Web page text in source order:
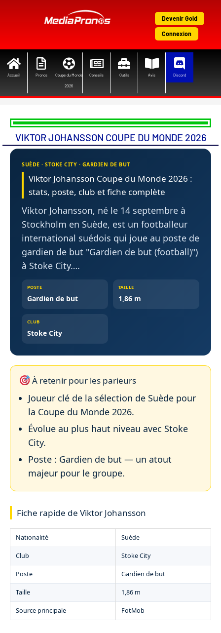
Devenir Gold
Connexion
Accueil Pronos Coupe du Monde
2026
Conseils Outils Avis Discord
VIKTOR JOHANSSON COUPE DU MONDE 2026
SUÈDE · STOKE CITY · GARDIEN DE BUT
Viktor Johansson Coupe du Monde 2026 :
stats, poste, club et fiche complète
Viktor Johansson, né le 14 septembre à
Stockholm en Suède, est un footballeur
international suédois qui joue au poste de
gardien de but "Gardien de but (football)")
à Stoke City….
POSTE
Gardien de but
TAILLE
1,86 m
CLUB
Stoke City
À retenir pour les parieurs
Joueur clé de la sélection de Suède pour
la Coupe du Monde 2026.
Évolue au plus haut niveau avec Stoke
City.
Poste : Gardien de but — un atout
majeur pour le groupe.
Fiche rapide de Viktor Johansson
Nationalité Suède
Club Stoke City
Poste Gardien de but
Taille 1,86 m
Source principale FotMob